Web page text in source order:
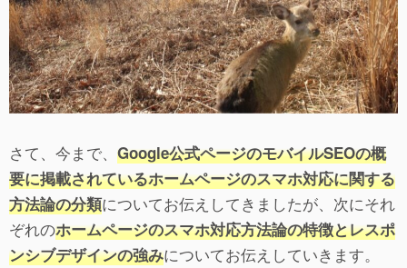
さて、今まで、 Google公式ページのモバイルSEOの概
要に掲載されているホームページのスマホ対応に関する
方法論の分類についてお伝えしてきましたが、次にそれ
ぞれのホームページのスマホ対応方法論の特徴とレスポ
ンシブデザインの強みについてお伝えしていきます。